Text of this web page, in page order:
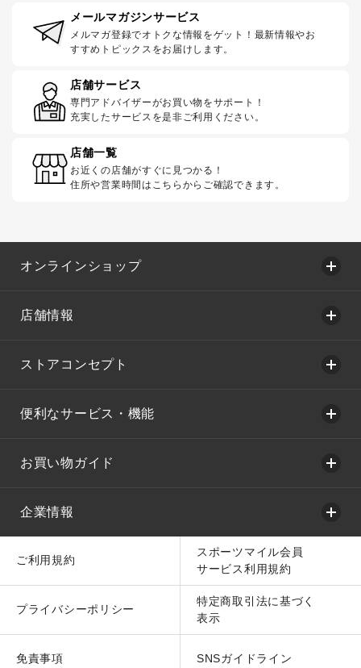
メールマガジンサービス
メルマガ登録でオトクな情報をゲット！最新情報やお
すすめトピックスをお届けします。
店舗サービス
専門アドバイザーがお買い物をサポート！
充実したサービスを是非ご利用ください。
店舗一覧
お近くの店舗がすぐに見つかる！
住所や営業時間はこちらからご確認できます。
オンラインショップ
店舗情報
ストアコンセプト
便利なサービス・機能
お買い物ガイド
企業情報
ご利用規約
スポーツマイル会員
サービス利用規約
プライバシーポリシー
特定商取引法に基づく
表示
免責事項 SNSガイドライン